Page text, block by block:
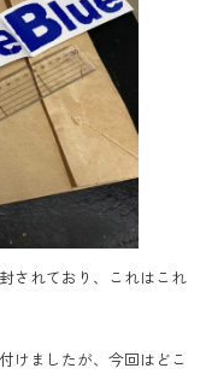
されており、これはこれ
けましたが、今回はどこ